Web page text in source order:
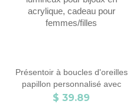
Présentoir à boucles d'oreilles
papillon personnalisé avec
veilleuse LED et base en bois,
$ 39.89